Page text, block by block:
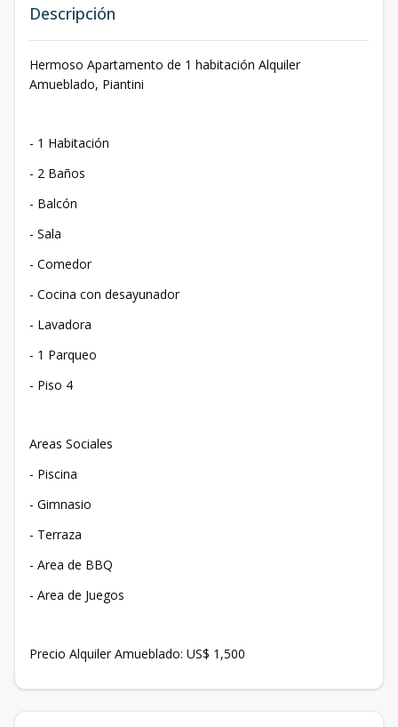
Descripción
Hermoso Apartamento de 1 habitación Alquiler
Amueblado, Piantini
- 1 Habitación
- 2 Baños
- Balcón
- Sala
- Comedor
- Cocina con desayunador
- Lavadora
- 1 Parqueo
- Piso 4
Areas Sociales
- Piscina
- Gimnasio
- Terraza
- Area de BBQ
- Area de Juegos
Precio Alquiler Amueblado: US$ 1,500